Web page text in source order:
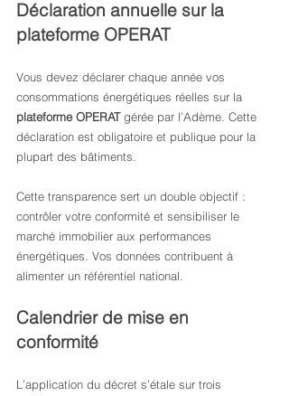
Déclaration annuelle sur la
plateforme OPERAT
Vous devez déclarer chaque année vos
consommations énergétiques réelles sur la
plateforme OPERAT gérée par l’Adème. Cette
déclaration est obligatoire et publique pour la
plupart des bâtiments.
Cette transparence sert un double objectif :
contrôler votre conformité et sensibiliser le
marché immobilier aux performances
énergétiques. Vos données contribuent à
alimenter un référentiel national.
Calendrier de mise en
conformité
L’application du décret s’étale sur trois